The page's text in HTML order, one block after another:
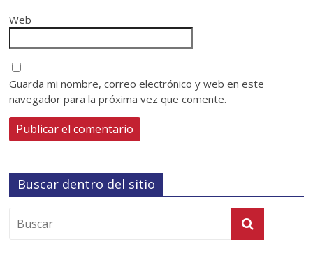
Web
Guarda mi nombre, correo electrónico y web en este
navegador para la próxima vez que comente.
Buscar dentro del sitio